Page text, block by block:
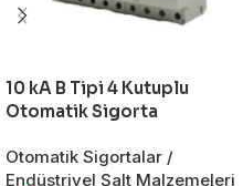
10 kA B Tipi 4 Kutuplu
Otomatik Sigorta
Otomatik Sigortalar /
Endüstriyel Şalt Malzemeleri